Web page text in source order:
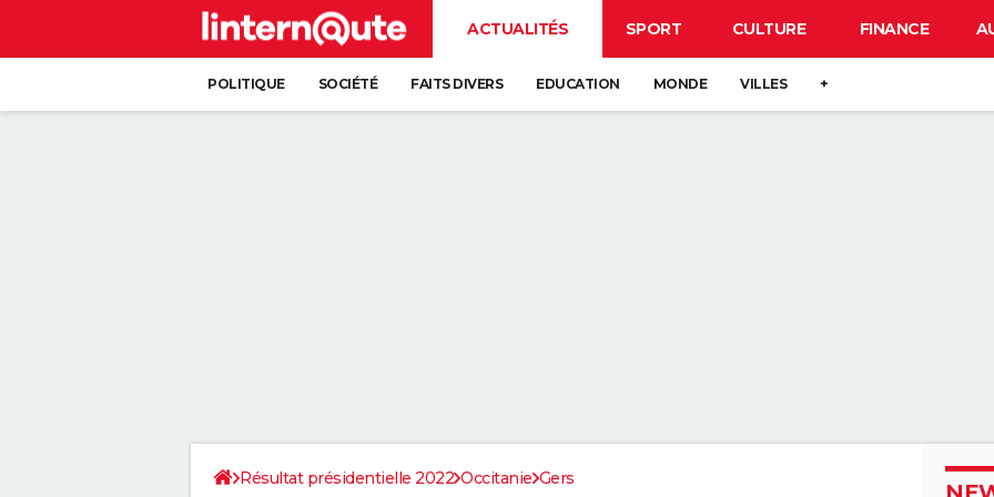
ACTUALITÉS SPORT CULTURE FINANCE
POLITIQUE SOCIÉTÉ FAITS DIVERS EDUCATION MONDE VILLES +
Résultat présidentielle 2022 Occitanie Gers